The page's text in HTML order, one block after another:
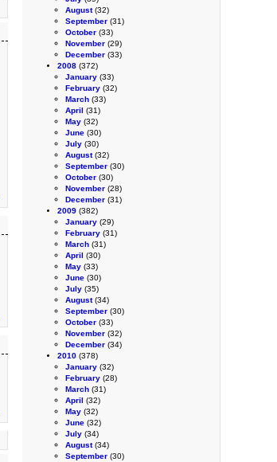
August(32)
September (31)
October (33)
November (29)
December (33)
2008 (372)
January (33)
February (32)
March (33)
April (31)
May (32)
June (30)
July (30)
August(32)
September (30)
October (30)
November (28)
December (31)
2009 (382)
January (29)
February (31)
March (31)
April (30)
May (33)
June (30)
July (35)
August(34)
September (30)
October (33)
November (32)
December (34)
2010 (378)
January (32)
February (28)
March (31)
April (32)
May (32)
June (32)
July (34)
August(34)
September (30)